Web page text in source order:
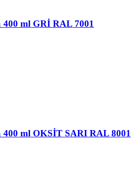
400 ml GRİ RAL 7001
400 ml OKSİT SARI RAL 8001